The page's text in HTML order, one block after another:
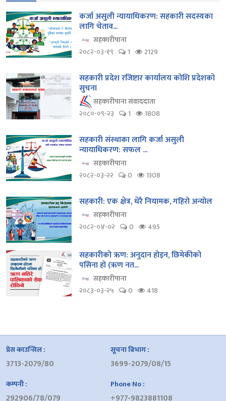
कर्जा असुली न्यायाधिकरण: सहकारी सदस्यका
लागि चेताव...
सहकारीपाना
२०८२-०३-१९
1 2129
सहकारी प्रदेश रजिष्टार कार्यालय कोशि प्रदेशको
सुचना
सहकारीपाना संवाददाता
२०८०-०९-२३
1 1808
सहकारी संस्थाका लागि कर्जा असुली
न्यायाधिकरण: सफल ...
सहकारीपाना
२०८२-०३-२२
0 1308
सहकारी: एक क्षेत्र, धेरै नियामक, गहिरो अन्योल
सहकारीपाना
२०८२-०४-०२
0 495
सहकारीको ऋण: अनुदान होइन, छिमेकीको
पसिना हो (ऋण नत...
सहकारीपाना
२०८३-०३-२५
0 418
प्रेस काउन्सिल :
3713-2079/80
सूचना बिभाग :
3699-2079/08/15
कम्पनी :
292906/78/079
Phone No :
+977-9823881108